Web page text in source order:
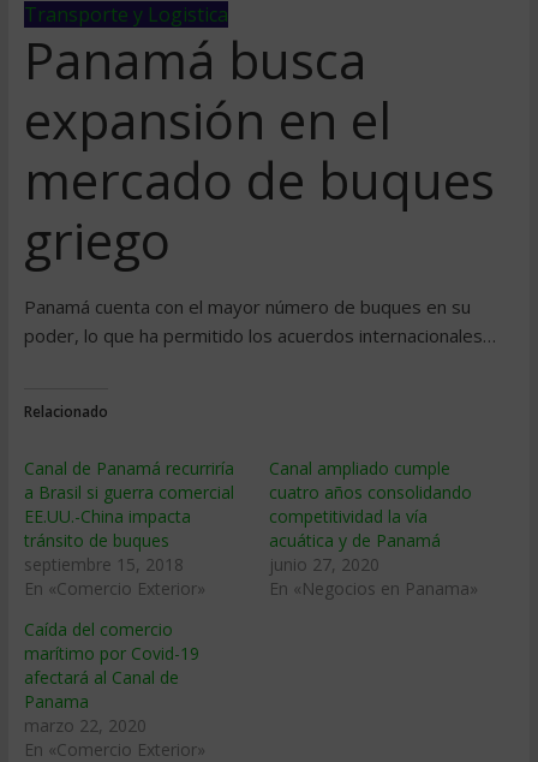
Transporte y Logistica
Panamá busca
expansión en el
mercado de buques
griego
Panamá cuenta con el mayor número de buques en su
poder, lo que ha permitido los acuerdos internacionales…
Relacionado
Canal de Panamá recurriría
a Brasil si guerra comercial
EE.UU.-China impacta
tránsito de buques
septiembre 15, 2018
En «Comercio Exterior»
Canal ampliado cumple
cuatro años consolidando
competitividad la vía
acuática y de Panamá
junio 27, 2020
En «Negocios en Panama»
Caída del comercio
marítimo por Covid-19
afectará al Canal de
Panama
marzo 22, 2020
En «Comercio Exterior»